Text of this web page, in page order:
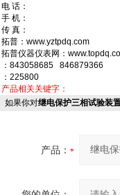
电 话：
手 机：
传 真：
拓普：www.yztpdq.com
拓普仪器仪表网：
：843058685 846879366
：225800
产品相关关键字：
如果你对继电保护三相试验装
产品：